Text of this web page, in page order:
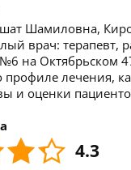
Шамиловна,
врач: терапевт,
на Октябрьском
лечения,
и оценки
4.3